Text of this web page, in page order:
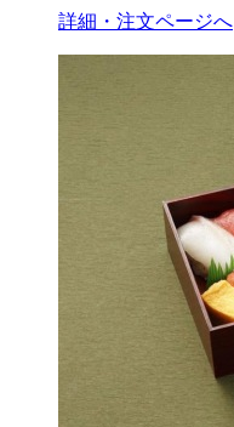
詳細・注文ページへ